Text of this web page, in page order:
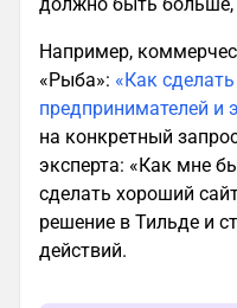
Например,
«Рыба»: «Как
предпринимателей и
на конкретный
эксперта: «Как мне
сделать хороший
решение в Тильде и
действий.